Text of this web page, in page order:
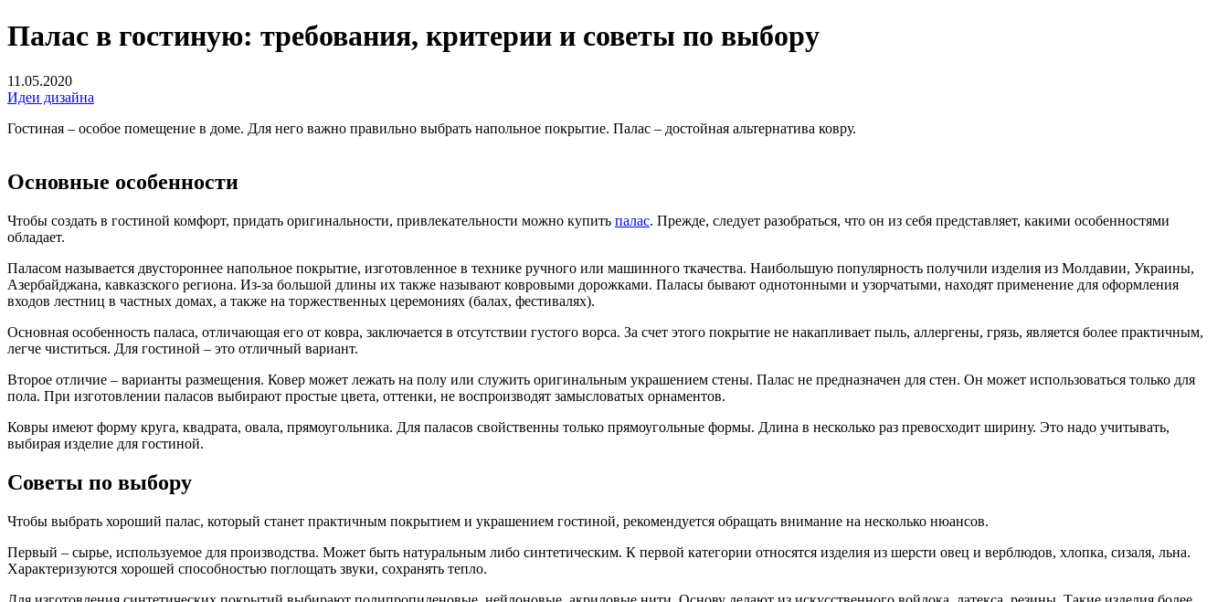
Палас в гостиную: требования, критерии и советы по выбору
11.05.2020
Идеи дизайна
Гостиная – особое помещение в доме. Для него важно правильно выбрать напольное покрытие. Палас – достойная альтернатива ковру.
Основные особенности
Чтобы создать в гостиной комфорт, придать оригинальности, привлекательности можно купить палас. Прежде, следует разобраться, что он из себя представляет, какими особенностями
обладает.
Паласом называется двустороннее напольное покрытие, изготовленное в технике ручного или машинного ткачества. Наибольшую популярность получили изделия из Молдавии, Украины,
Азербайджана, кавказского региона. Из-за большой длины их также называют ковровыми дорожками. Паласы бывают однотонными и узорчатыми, находят применение для оформления
входов лестниц в частных домах, а также на торжественных церемониях (балах, фестивалях).
Основная особенность паласа, отличающая его от ковра, заключается в отсутствии густого ворса. За счет этого покрытие не накапливает пыль, аллергены, грязь, является более практичным,
легче чиститься. Для гостиной – это отличный вариант.
Второе отличие – варианты размещения. Ковер может лежать на полу или служить оригинальным украшением стены. Палас не предназначен для стен. Он может использоваться только для
пола. При изготовлении паласов выбирают простые цвета, оттенки, не воспроизводят замысловатых орнаментов.
Ковры имеют форму круга, квадрата, овала, прямоугольника. Для паласов свойственны только прямоугольные формы. Длина в несколько раз превосходит ширину. Это надо учитывать,
выбирая изделие для гостиной.
Советы по выбору
Чтобы выбрать хороший палас, который станет практичным покрытием и украшением гостиной, рекомендуется обращать внимание на несколько нюансов.
Первый – сырье, используемое для производства. Может быть натуральным либо синтетическим. К первой категории относятся изделия из шерсти овец и верблюдов, хлопка, сизаля, льна.
Характеризуются хорошей способностью поглощать звуки, сохранять тепло.